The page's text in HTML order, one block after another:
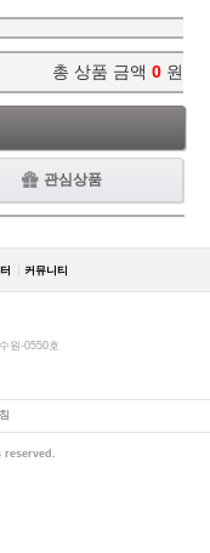
총 상품 금액 0 원
관심상품
커뮤니티
원-0550호